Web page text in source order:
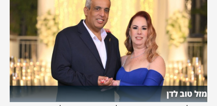
מזל טוב לדן